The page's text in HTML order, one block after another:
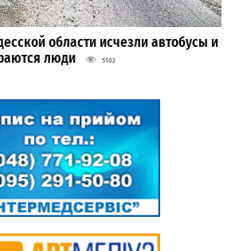
области исчезли автобусы и
люди
5102